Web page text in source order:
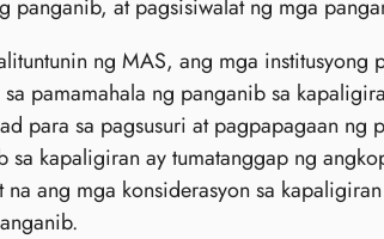
panganib, at pagsisiwalat ng mga
ng MAS, ang mga institusyong
pamamahala ng panganib sa
para sa pagsusuri at pagpapagaan ng
sa kapaligiran ay tumatanggap ng
na ang mga konsiderasyon sa